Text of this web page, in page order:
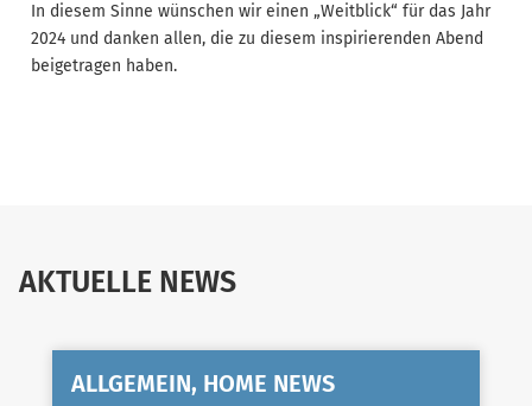
In diesem Sinne wünschen wir einen „Weitblick“ für das Jahr
2024 und danken allen, die zu diesem inspirierenden Abend
beigetragen haben.
AKTUELLE NEWS
ALLGEMEIN, HOME NEWS